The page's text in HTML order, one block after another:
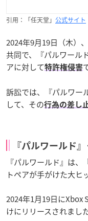
引用：「任天堂」 公式サイト
2024年9月19日（木）
共同で、『パルワール
アに対して特許権侵害
訴訟では、『パルワー
して、その行為の差し
『パルワールド』
『パルワールド』は
トペアが手がけた大ヒ
2024年1月19日にXbox
けにリリースされました